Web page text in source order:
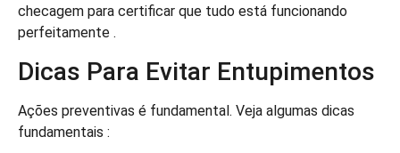
checagem para certificar que tudo está funcionando
perfeitamente .
Dicas Para Evitar Entupimentos
Ações preventivas é fundamental. Veja algumas dicas
fundamentais :